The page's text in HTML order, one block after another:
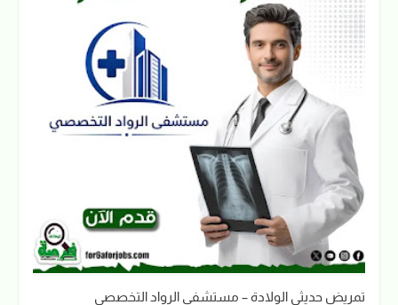
تمريض حديثي الولادة – مستشفى الرواد التخصصي